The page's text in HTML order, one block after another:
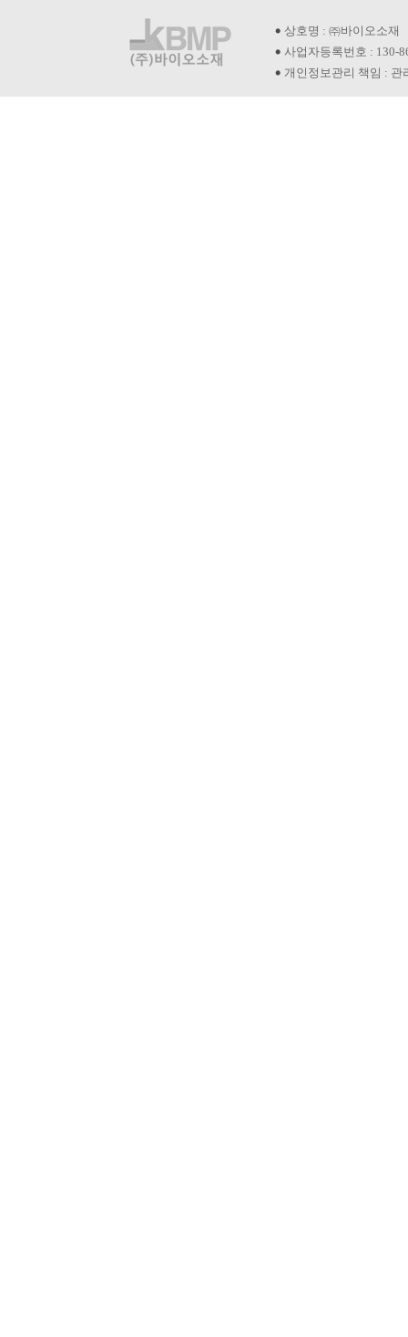
상호명 : ㈜바이오소재
사업자등록번호 : 130-
개인정보관리 책임 : 관